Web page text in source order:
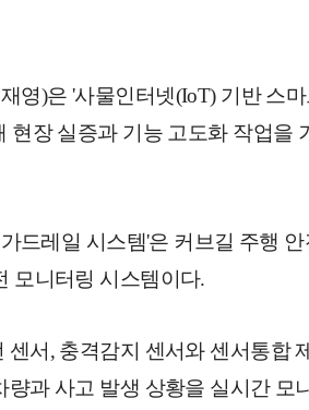
영)은 '사물인터넷(IoT) 기반 스
현장 실증과 기능 고도화 작업을
드레일 시스템'은 커브길 주행
모니터링 시스템이다.
센서, 충격감지 센서와 센서통합
량과 사고 발생 상황을 실시간 모